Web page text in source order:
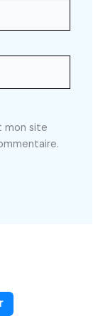
mon site